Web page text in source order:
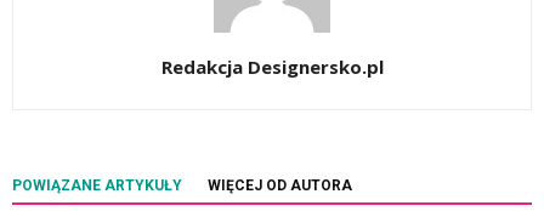
Redakcja Designersko.pl
POWIĄZANE ARTYKUŁY WIĘCEJ OD AUTORA